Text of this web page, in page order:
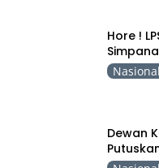
Hore !
Nasional
Dewan